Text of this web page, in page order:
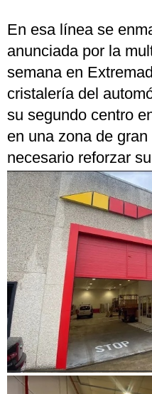
En esa línea se
anunciada por la
semana en
cristalería del
su segundo centro
en una zona de
necesario reforzar